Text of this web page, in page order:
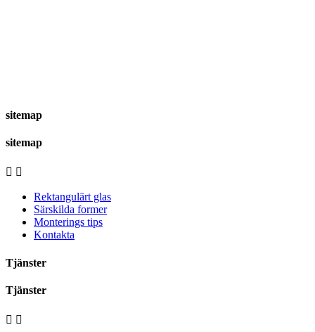
sitemap
sitemap
 
Rektangulärt glas
Särskilda former
Monterings tips
Kontakta
Tjänster
Tjänster
 